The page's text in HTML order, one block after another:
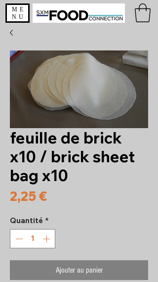
ME
NU
feuille de brick
x10 / brick sheet
bag x10
2,25 €
Quantité *
Ajouter au panier